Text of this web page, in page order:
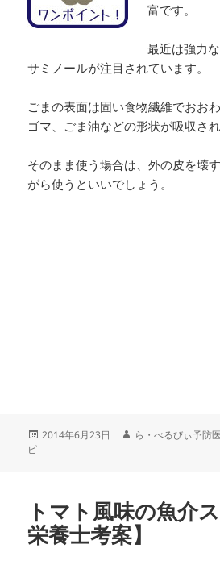
富です。
最近は強力
サミノールが注目されています。
ごまの表面は固い食物繊維でおお
ゴマ、ごま油などの形状が吸収され
そのまま使う場合は、外の皮を壊
がら使うといいでしょう。
投
2014年6月23日
作
ら・べるびぃ予防
ピ
トマト風味の魚介
栄養士考案】